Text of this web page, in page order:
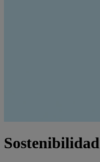
Sostenibilidad